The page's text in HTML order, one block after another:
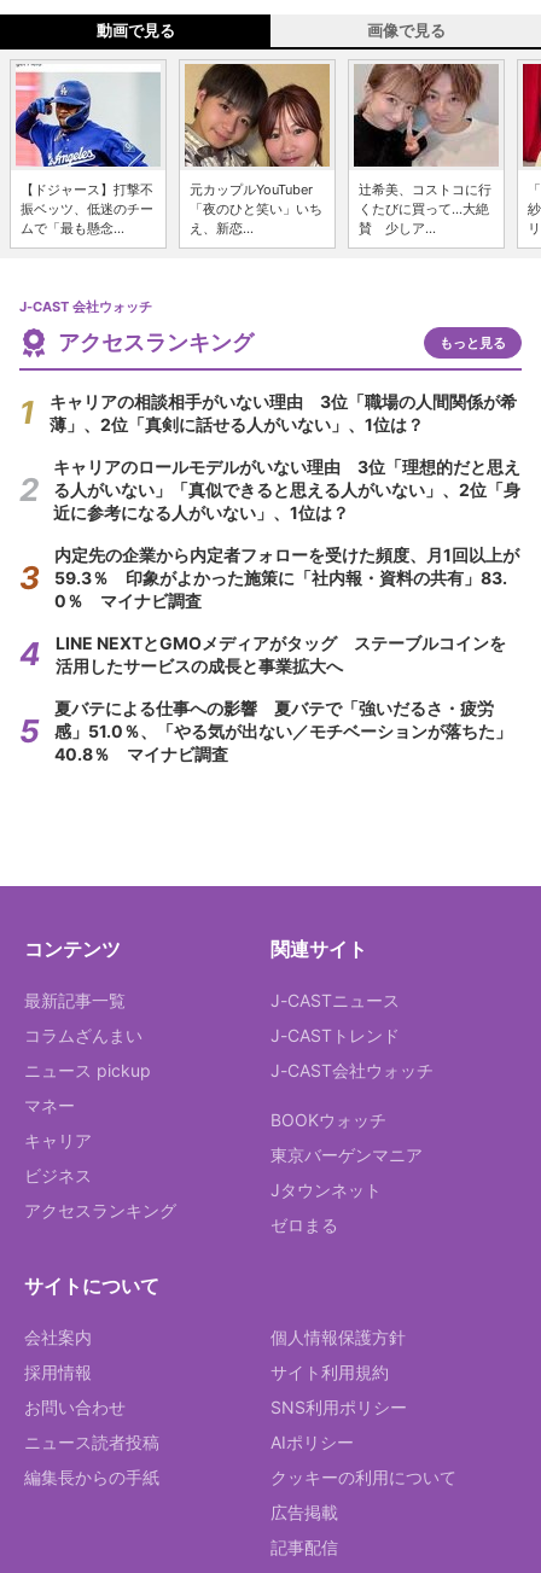
動画で見る 画像で見る
【ドジャース】打撃不
振ベッツ、低迷のチー
ムで「最も懸念...
元カップルYouTuber
「夜のひと笑い」いち
え、新恋...
辻希美、コストコに行
くたびに買って...大絶
賛 少しア...
J-CAST 会社ウォッチ
アクセスランキング もっと見る
キャリアの相談相手がいない理由 3位「職場の人間関係が希
薄」、2位「真剣に話せる人がいない」、1位は？
キャリアのロールモデルがいない理由 3位「理想的だと思え
る人がいない」「真似できると思える人がいない」、2位「身
近に参考になる人がいない」、1位は？
内定先の企業から内定者フォローを受けた頻度、月1回以上が
59.3％ 印象がよかった施策に「社内報・資料の共有」83.
0％ マイナビ調査
LINE NEXTとGMOメディアがタッグ ステーブルコインを
活用したサービスの成長と事業拡大へ
夏バテによる仕事への影響 夏バテで「強いだるさ・疲労
感」51.0％、「やる気が出ない／モチベーションが落ちた」
40.8％ マイナビ調査
コンテンツ
最新記事一覧
コラムざんまい
ニュース pickup
マネー
キャリア
ビジネス
アクセスランキング
関連サイト
J-CASTニュース
J-CASTトレンド
J-CAST会社ウォッチ
BOOKウォッチ
東京バーゲンマニア
Jタウンネット
ゼロまる
サイトについて
会社案内
採用情報
お問い合わせ
ニュース読者投稿
編集長からの手紙
個人情報保護方針
サイト利用規約
SNS利用ポリシー
AIポリシー
クッキーの利用について
広告掲載
記事配信